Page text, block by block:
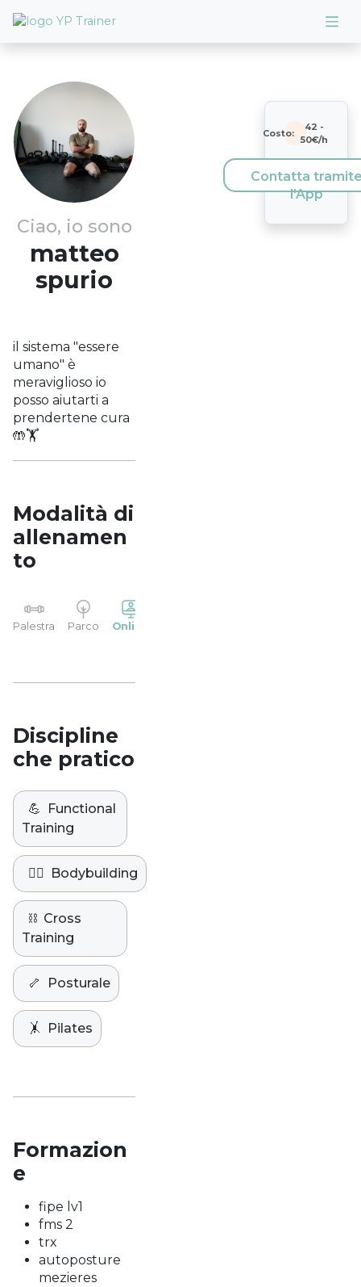
Ciao, io sono
matteo
spurio
il sistema "essere
umano" è
meraviglioso io
posso aiutarti a
prendertene cura
🤲🏋️
Modalità di
allenamen
to
Palestra Parco Online
Discipline
che pratico
💪
Functional
Training
🏋️‍♀️ Bodybuilding
⛓️ Cross
Training
🦴 Posturale
🤸 Pilates
Formazion
e
fipe lv1
fms 2
trx
autoposture
mezieres
Costo:
42 -
50€/h
Contatta
l'App